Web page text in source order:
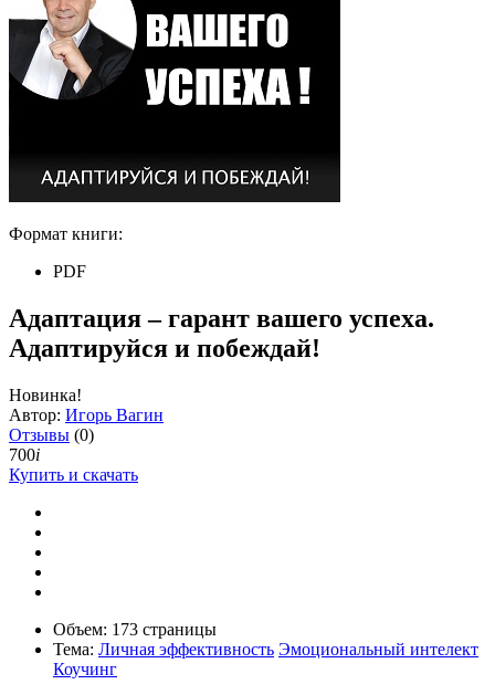
Формат книги:
PDF
Адаптация – гарант вашего успеха.
Адаптируйся и побеждай!
Новинка!
Автор: Игорь Вагин
Отзывы (0)
700i
Купить и скачать
Объем: 173 страницы
Тема: Личная эффективность Эмоциональный интелект
Коучинг